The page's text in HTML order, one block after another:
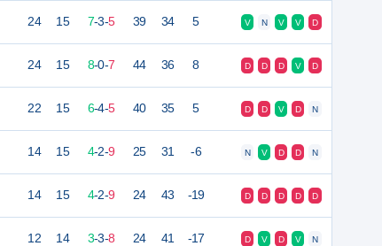
24 15 7-3-5 39 34 5 V N V V D
24 15 8-0-7 44 36 8 D D D V D
22 15 6-4-5 40 35 5 D D V D N
14 15 4-2-9 25 31 -6 N V D D N
14 15 4-2-9 24 43 -19 D D D D D
12 14 3-3-8 24 41 -17 D V D V N